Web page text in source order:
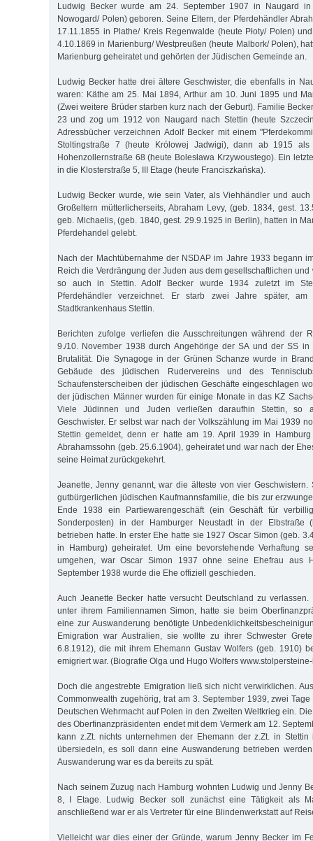
Ludwig Becker wurde am 24. September 1907 in Naugard in
Nowogard/ Polen) geboren. Seine Eltern, der Pferdehändler
17.11.1855 in Plathe/ Kreis Regenwalde (heute Płoty/ Polen)
4.10.1869 in Marienburg/ Westpreußen (heute Malbork/ Polen),
Marienburg geheiratet und gehörten der Jüdischen Gemeinde an.
Ludwig Becker hatte drei ältere Geschwister, die ebenfalls in
waren: Käthe am 25. Mai 1894, Arthur am 10. Juni 1895 und
(Zwei weitere Brüder starben kurz nach der Geburt). Familie
23 und zog um 1912 von Naugard nach Stettin (heute
Adressbücher verzeichnen Adolf Becker mit einem
Stoltingstraße 7 (heute Królowej Jadwigi), dann ab 1915
Hohenzollernstraße 68 (heute Bolesława Krzywoustego). Ein
in die Klosterstraße 5, III Etage (heute Franciszkańska).
Ludwig Becker wurde, wie sein Vater, als Viehhändler und
Großeltern mütterlicherseits, Abraham Levy, (geb. 1834, gest.
geb. Michaelis, (geb. 1840, gest. 29.9.1925 in Berlin), hatten in
Pferdehandel gelebt.
Nach der Machtübernahme der NSDAP im Jahre 1933 begann
Reich die Verdrängung der Juden aus dem gesellschaftlichen
so auch in Stettin. Adolf Becker wurde 1934 zuletzt im
Pferdehändler verzeichnet. Er starb zwei Jahre später,
Stadtkrankenhaus Stettin.
Berichten zufolge verliefen die Ausschreitungen während der
9./10. November 1938 durch Angehörige der SA und der SS in
Brutalität. Die Synagoge in der Grünen Schanze wurde in
Gebäude des jüdischen Rudervereins und des
Schaufensterscheiben der jüdischen Geschäfte eingeschlagen
der jüdischen Männer wurden für einige Monate in das KZ
Viele Jüdinnen und Juden verließen daraufhin Stettin, so
Geschwister. Er selbst war nach der Volkszählung im Mai 1939
Stettin gemeldet, denn er hatte am 19. April 1939 in
Abrahamssohn (geb. 25.6.1904), geheiratet und war nach der
seine Heimat zurückgekehrt.
Jeanette, Jenny genannt, war die älteste von vier Geschwistern.
gutbürgerlichen jüdischen Kaufmannsfamilie, die bis zur
Ende 1938 ein Partiewarengeschäft (ein Geschäft für
Sonderposten) in der Hamburger Neustadt in der Elbstraße
betrieben hatte. In erster Ehe hatte sie 1927 Oscar Simon (geb.
in Hamburg) geheiratet. Um eine bevorstehende Verhaftung
umgehen, war Oscar Simon 1937 ohne seine Ehefrau aus
September 1938 wurde die Ehe offiziell geschieden.
Auch Jeanette Becker hatte versucht Deutschland zu
unter ihrem Familiennamen Simon, hatte sie beim
eine zur Auswanderung benötigte
Emigration war Australien, sie wollte zu ihrer Schwester
6.8.1912), die mit ihrem Ehemann Gustav Wolfers (geb. 1910)
emigriert war. (Biografie Olga und Hugo Wolfers
Doch die angestrebte Emigration ließ sich nicht verwirklichen.
Commonwealth zugehörig, trat am 3. September 1939, zwei
Deutschen Wehrmacht auf Polen in den Zweiten Weltkrieg ein.
des Oberfinanzpräsidenten endet mit dem Vermerk am 12.
kann z.Zt. nichts unternehmen der Ehemann der z.Zt. in
übersiedeln, es soll dann eine Auswanderung betrieben
Auswanderung war es da bereits zu spät.
Nach seinem Zuzug nach Hamburg wohnten Ludwig und Jenny
8, I Etage. Ludwig Becker soll zunächst eine Tätigkeit als
anschließend war er als Vertreter für eine Blindenwerkstatt auf
Vielleicht war dies einer der Gründe, warum Jenny Becker im